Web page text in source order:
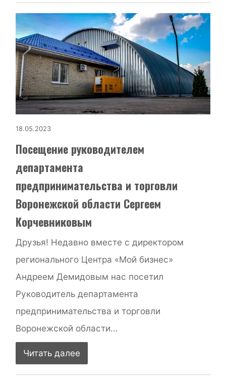
18.05.2023
Посещение руководителем
департамента
предпринимательства и торговли
Воронежской области Сергеем
Корчевниковым
Друзья! Недавно вместе с директором
регионального Центра «Мой бизнес»
Андреем Демидовым нас посетил
Руководитель департамента
предпринимательства и торговли
Воронежской области...
Читать далее